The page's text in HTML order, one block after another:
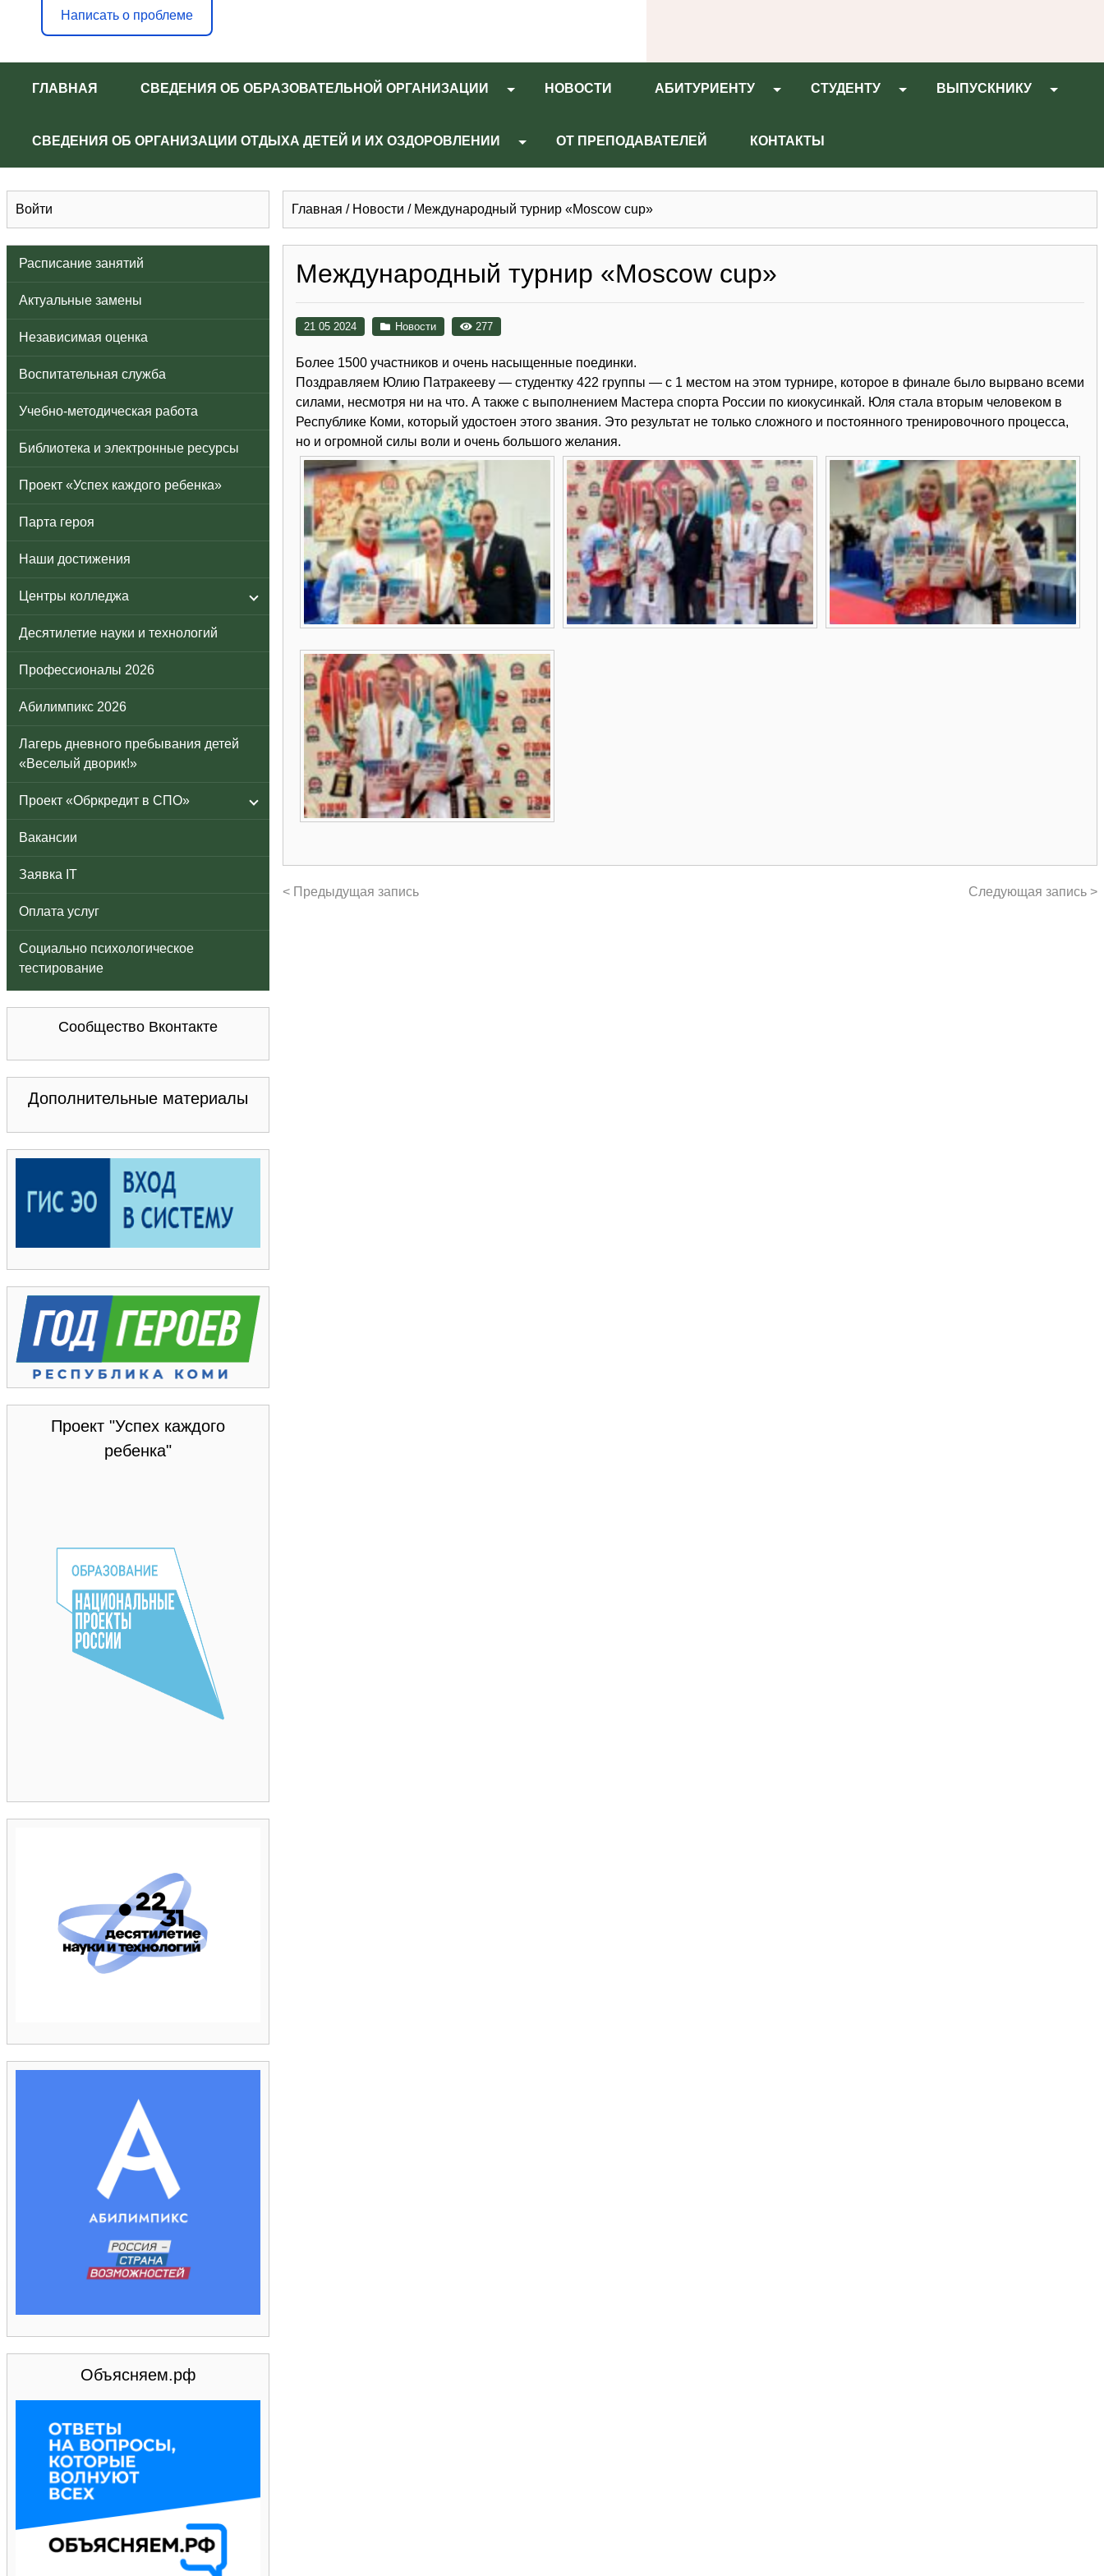
Написать о проблеме
ГЛАВНАЯ СВЕДЕНИЯ ОБ ОБРАЗОВАТЕЛЬНОЙ ОРГАНИЗАЦИИ НОВОСТИ АБИТУРИЕНТУ СТУДЕНТУ ВЫПУСКНИКУ
СВЕДЕНИЯ ОБ ОРГАНИЗАЦИИ ОТДЫХА ДЕТЕЙ И ИХ ОЗДОРОВЛЕНИИ ОТ ПРЕПОДАВАТЕЛЕЙ КОНТАКТЫ
Войти
Расписание занятий
Актуальные замены
Независимая оценка
Воспитательная служба
Учебно-методическая работа
Библиотека и электронные ресурсы
Проект «Успех каждого ребенка»
Парта героя
Наши достижения
Центры колледжа
Десятилетие науки и технологий
Профессионалы 2026
Абилимпикс 2026
Лагерь дневного пребывания детей
«Веселый дворик!»
Проект «Обркредит в СПО»
Вакансии
Заявка IT
Оплата услуг
Социально психологическое
тестирование
Сообщество Вконтакте
Дополнительные материалы
Проект "Успех каждого
ребенка"
Объясняем.рф
Главная / Новости / Международный турнир «Moscow cup»
Международный турнир «Moscow cup»
21 05 2024 Новости 277
Более 1500 участников и очень насыщенные поединки.
Поздравляем Юлию Патракееву — студентку 422 группы — с 1 местом на этом турнире, которое в финале было вырвано всеми
силами, несмотря ни на что. А также с выполнением Мастера спорта России по киокусинкай. Юля стала вторым человеком в
Республике Коми, который удостоен этого звания. Это результат не только сложного и постоянного тренировочного процесса,
но и огромной силы воли и очень большого желания.
< Предыдущая запись Следующая запись >